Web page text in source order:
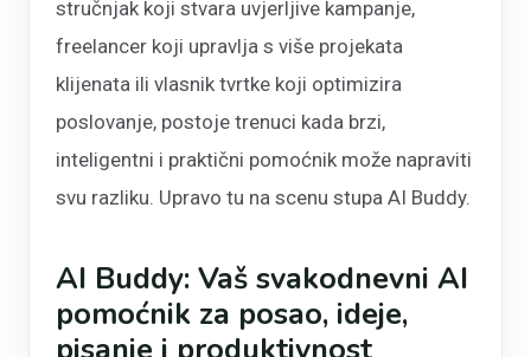
stručnjak koji stvara uvjerljive kampanje,
freelancer koji upravlja s više projekata
klijenata ili vlasnik tvrtke koji optimizira
poslovanje, postoje trenuci kada brzi,
inteligentni i praktični pomoćnik može napraviti
svu razliku. Upravo tu na scenu stupa AI Buddy.
AI Buddy: Vaš svakodnevni AI
pomoćnik za posao, ideje,